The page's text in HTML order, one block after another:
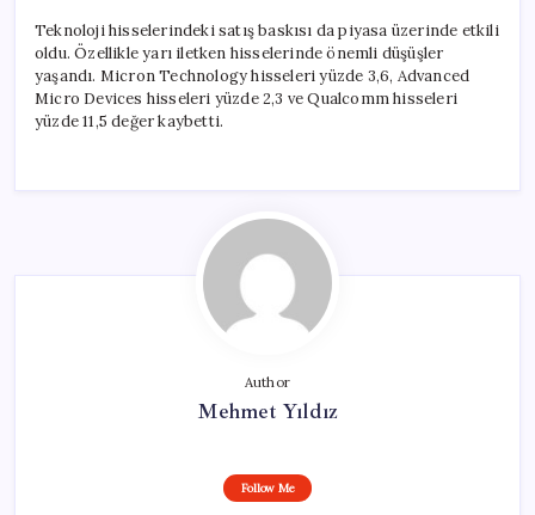
Teknoloji hisselerindeki satış baskısı da piyasa üzerinde etkili
oldu. Özellikle yarı iletken hisselerinde önemli düşüşler
yaşandı. Micron Technology hisseleri yüzde 3,6, Advanced
Micro Devices hisseleri yüzde 2,3 ve Qualcomm hisseleri
yüzde 11,5 değer kaybetti.
Author
Mehmet Yıldız
Follow Me